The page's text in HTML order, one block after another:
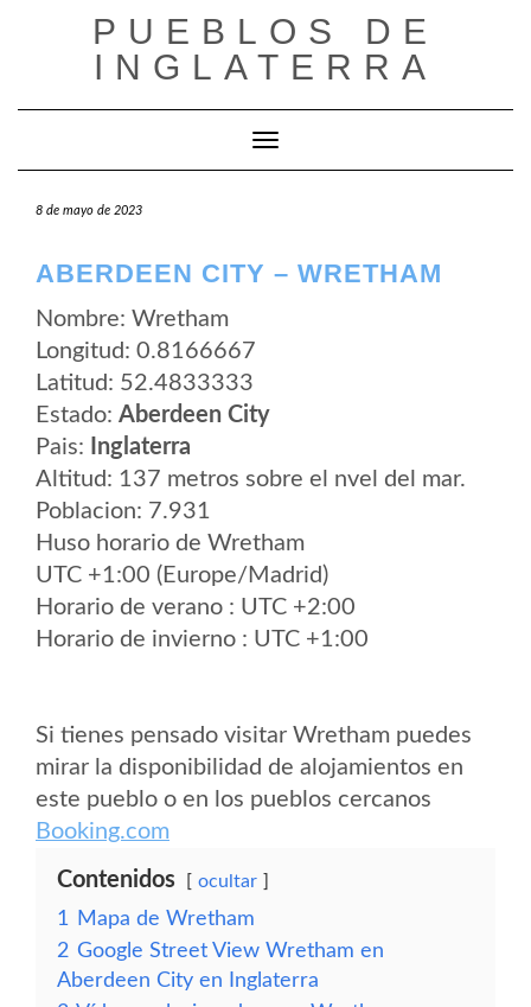
PUEBLOS DE
INGLATERRA
Cambiar modo de navegación
8 de mayo de 2023
ABERDEEN CITY – WRETHAM
Nombre: Wretham
Longitud: 0.8166667
Latitud: 52.4833333
Estado: Aberdeen City
Pais:
Inglaterra
Altitud: 137 metros sobre el nvel del mar.
Poblacion: 7.931
Huso horario de Wretham
UTC +1:00 (Europe/Madrid)
Horario de verano : UTC +2:00
Horario de invierno : UTC +1:00
Si tienes pensado visitar Wretham puedes
mirar la disponibilidad de alojamientos en
este pueblo o en los pueblos cercanos
Booking.com
Contenidos ocultar
1
Mapa de Wretham
2 Google Street View Wretham en
Aberdeen City en Inglaterra